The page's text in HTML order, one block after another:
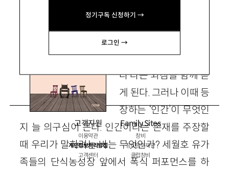
정기구독 신청하기 →
로그인 →정의를 요구할 때, 많은
경우 ‘우리도 인간이
다’라는 외침을 함께 듣
게 된다. 그러나 이때 등
장하는 ‘인간’이 무엇인
지 늘 의구심이 든다. 인간이라는 존재를 주장할
때 우리가 말하려는 바는 무엇인가? 세월호 유가
족들의 단식농성장 앞에서 폭식 퍼포먼스를 하
고객지원
이용약관
개인정보처리방침
고객센터
Family Sites
창비
창비문화재단
클럽창비